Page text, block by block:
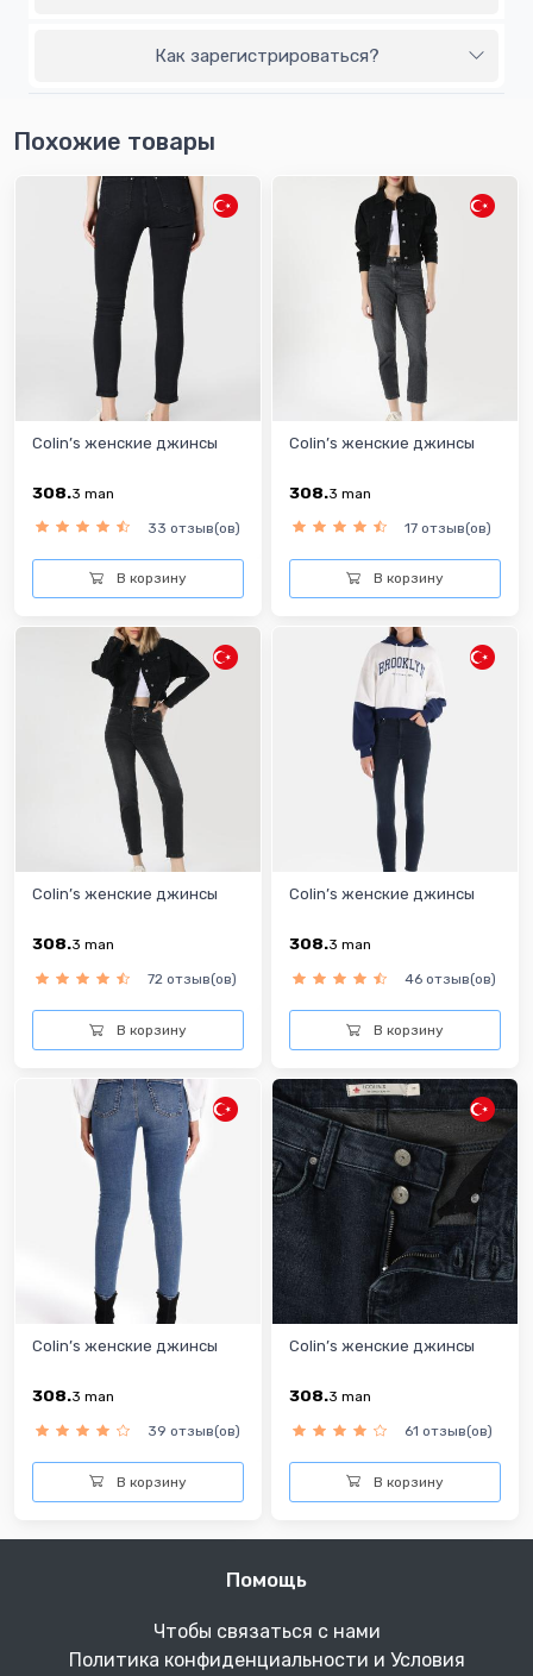
Как зарегистрироваться?
Похожие товары
Colin’s женские джинсы
308.3 man
33 отзыв(ов)
В корзину
Colin’s женские джинсы
308.3 man
17 отзыв(ов)
В корзину
Colin’s женские джинсы
308.3 man
72 отзыв(ов)
В корзину
Colin’s женские джинсы
308.3 man
46 отзыв(ов)
В корзину
Colin’s женские джинсы
308.3 man
39 отзыв(ов)
В корзину
Colin’s женские джинсы
308.3 man
61 отзыв(ов)
В корзину
Помощь
Чтобы связаться с нами
Политика конфиденциальности и Условия